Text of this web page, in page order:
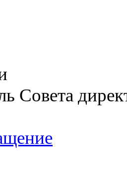
Совета